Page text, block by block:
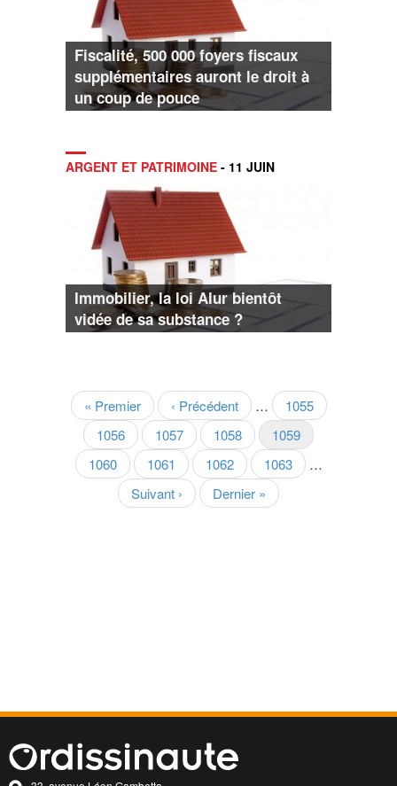
Fiscalité, 500 000 foyers fiscaux
supplémentaires auront le droit à
un coup de pouce
ARGENT ET PATRIMOINE - 11 JUIN
Immobilier, la loi Alur bientôt
vidée de sa substance ?
Pagination
Première
page
« Premier
Page
précédente
‹ Précédent … Page
1055
Page
1056 Page
1057 Page
1058
Page
courante
1059
Page
1060 Page
1061 Page
1062 Page
1063
…
Page
suivante
Suivant ›
Dernière
page
Dernier »